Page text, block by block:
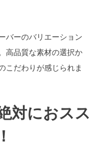
バーのバリエーション
高品質な素材の選択か
こだわりが感じられま
対におスス